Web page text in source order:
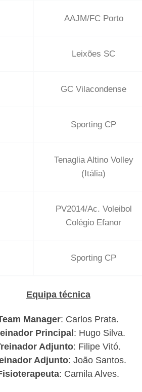
AAJM/FC Porto
Leixões SC
GC Vilacondense
Sporting CP
Tenaglia Altino Volley
(Itália)
PV2014/Ac. Voleibol
Colégio Efanor
Sporting CP
Equipa técnica
Manager: Carlos Prata.
Principal : Hugo Silva.
Adjunto: Filipe Vitó.
Adjunto: João Santos.
: Camila Alves.